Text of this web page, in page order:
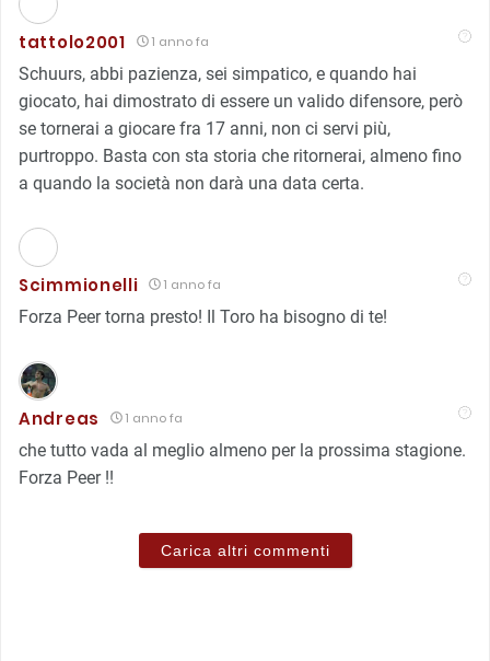
tattolo2001 1 anno fa
Schuurs, abbi pazienza, sei simpatico, e quando hai
giocato, hai dimostrato di essere un valido difensore, però
se tornerai a giocare fra 17 anni, non ci servi più,
purtroppo. Basta con sta storia che ritornerai, almeno fino
a quando la società non darà una data certa.
Scimmionelli 1 anno fa
Forza Peer torna presto! Il Toro ha bisogno di te!
Andreas 1 anno fa
che tutto vada al meglio almeno per la prossima stagione.
Forza Peer !!
Carica altri commenti